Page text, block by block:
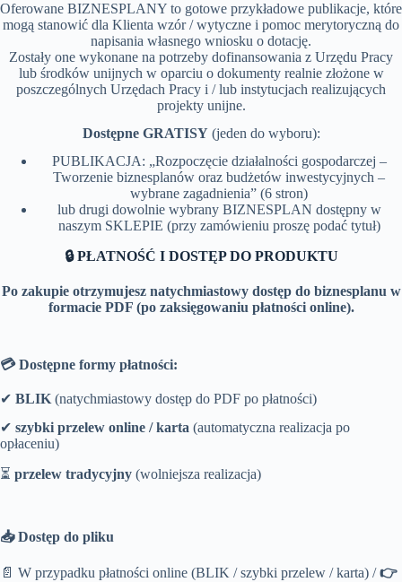
Oferowane BIZNESPLANY to gotowe przykładowe publikacje, które
mogą stanowić dla Klienta wzór / wytyczne i pomoc merytoryczną do
napisania własnego wniosku o dotację.
Zostały one wykonane na potrzeby dofinansowania z Urzędu Pracy
lub środków unijnych w oparciu o dokumenty realnie złożone w
poszczególnych Urzędach Pracy i / lub instytucjach realizujących
projekty unijne.
Dostępne GRATISY(jeden do wyboru):
PUBLIKACJA: „Rozpoczęcie działalności gospodarczej –
Tworzenie biznesplanów oraz budżetów inwestycyjnych –
wybrane zagadnienia” (6 stron)
lub drugi dowolnie wybrany BIZNESPLAN dostępny w
naszym SKLEPIE (przy zamówieniu proszę podać tytuł)
🔒 PŁATNOŚĆ I DOSTĘP DO PRODUKTU
Po zakupie otrzymujesz natychmiastowy dostęp do biznesplanu w
formacie PDF (po zaksięgowaniu płatności online).
💳 Dostępne formy płatności:
✔ BLIK (natychmiastowy dostęp do PDF po płatności)
✔ szybki przelew online / karta (automatyczna realizacja po
opłaceniu)
⏳ przelew tradycyjny (wolniejsza realizacja)
📥 Dostęp do pliku
📄 W przypadku płatności online (BLIK / szybki przelew / karta) /👉